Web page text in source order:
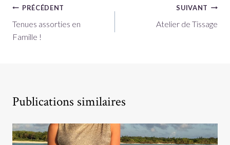
Navigation
de
PRÉCÉDENT
Tenues assorties en
Famille !
SUIVANT
Atelier de Tissage
Publications similaires